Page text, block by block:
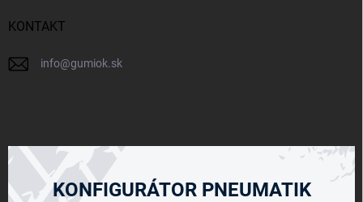
KONTAKT
info@gumiok.sk
KONFIGURÁTOR PNEUMATIK